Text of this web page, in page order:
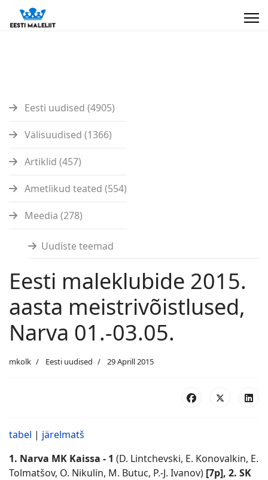
Eesti uudised (4905)
Välisuudised (1366)
Artiklid (457)
Ametlikud teated (554)
Meedia (278)
Uudiste teemad
Eesti maleklubide 2015.
aasta meistrivõistlused,
Narva 01.-03.05.
mkolk Eesti uudised 29 Aprill 2015
tabel | järelmatš
1. Narva MK Kaissa - 1 (D. Lintchevski, E. Konovalkin, E.
Tolmatšov, O. Nikulin, M. Butuc, P.-J. Ivanov) [7p], 2. SK